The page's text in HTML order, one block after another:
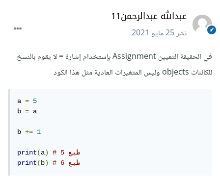
عبدالله عبدالرحمن11
نشر25 مايو 2021
في الحقيقة التعيين Assignment بإستخدام إشارة = لا يقوم بالنسخ
للكائنات objects وليس المتغيرات العادية مثل هذا الكود
a =
5
b = a
b += 1
print(a)
# 5 طبع
print(b) # 6 طبع